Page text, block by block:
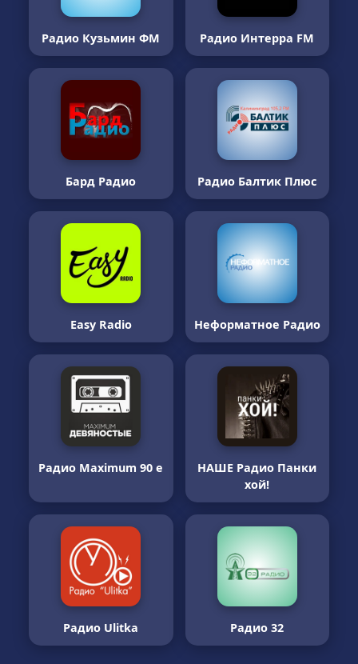
Радио Кузьмин ФМ Радио Интерра FM
Бард Радио Радио Балтик Плюс
Easy Radio Неформатное Радио
Радио Maximum 90 е
НАШЕ Радио Панки
хой!
Радио Ulitka Радио 32